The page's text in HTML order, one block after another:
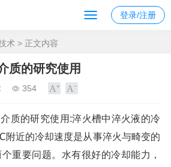
登录/注册
术 > 正文内容
质的研究使用
354
质的研究使用:淬火槽中淬火液的冷
近的冷却速度是从事淬火与畸变的
重要问题。水有很好的冷却能力，